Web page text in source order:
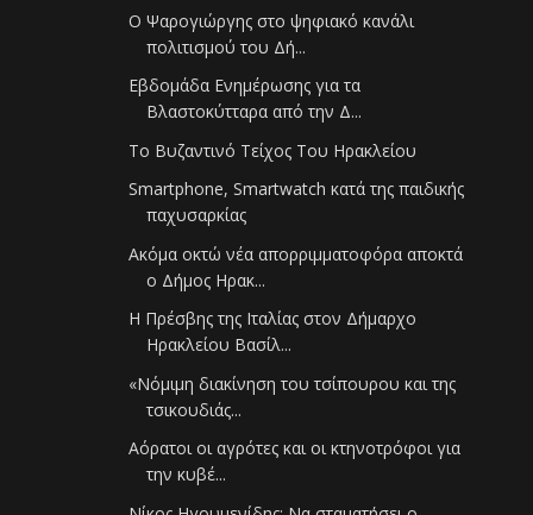
Ο Ψαρογιώργης στο ψηφιακό κανάλι
πολιτισμού του Δή...
Εβδομάδα Ενημέρωσης για τα
Βλαστοκύτταρα από την Δ...
Το Βυζαντινό Τείχος Του Ηρακλείου
Smartphone, Smartwatch κατά της παιδικής
παχυσαρκίας
Ακόμα οκτώ νέα απορριμματοφόρα αποκτά
ο Δήμος Ηρακ...
Η Πρέσβης της Ιταλίας στον Δήμαρχο
Ηρακλείου Βασίλ...
«Νόμιμη διακίνηση του τσίπουρου και της
τσικουδιάς...
Αόρατοι οι αγρότες και οι κτηνοτρόφοι για
την κυβέ...